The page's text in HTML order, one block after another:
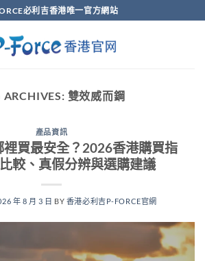
必利吉香港唯一官方網站
ARCHIVES: 雙效威而鋼
產品資訊
裡買最安全？2026香港購買指
較、真假分辨與選購建議
年 8 月 3 日 BY 香港必利吉P-FORCE官網